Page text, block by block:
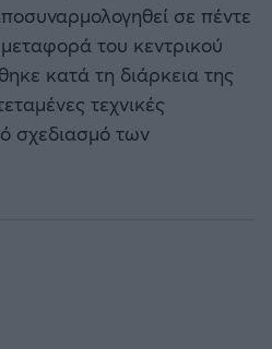
σε πέντε
του κεντρικού
κατά τη διάρκεια της
τεχνικές
σχεδιασμό των